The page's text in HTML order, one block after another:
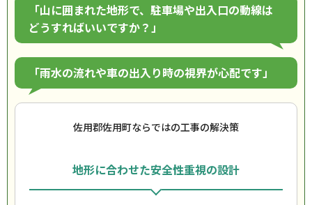
「山に囲まれた地形で、駐車場や出入口の動線は
どうすればいいですか？」
「雨水の流れや車の出入り時の視界が心配です」
佐用郡佐用町ならではの工事の解決策
地形に合わせた安全性重視の設計